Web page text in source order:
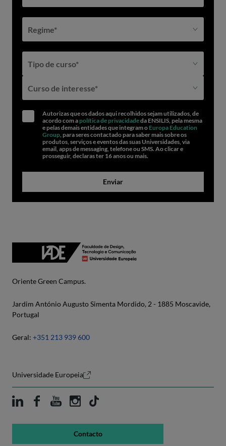
Regime*
Tipo de curso*
Curso de interesse*
Autorizas que os dados aqui recolhidos sejam utilizados, de
acordo com a política de privacidadeda ENSILIS, pela mesma
e pelas demais entidades que integram o Europa Education
Group, para seres contactado para saber mais sobre os
produtos, serviços e eventos das suas Universidades, via
email, apps de messaging, telefone ou SMS. Ao clicar e
prosseguir, declaras ter 16 anos ou mais.
Enviar
Oriente Green Campus.
Jardim António Augusto Simenta Mordido, 2 - 1885 Moscavide,
Portugal
Geral: +351 213 939 600
Universidade Europeia
Contacto